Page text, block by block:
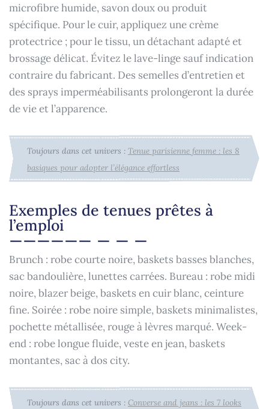
microfibre humide, savon doux ou produit
spécifique. Pour le cuir, appliquez une crème
protectrice ; pour le tissu, un détachant adapté et
brossage délicat. Évitez le lave-linge sauf indication
contraire du fabricant. Des semelles d’entretien et
des sprays imperméabilisants prolongeront la durée
de vie et l’apparence.
Toujours dans cet univers : Tenue parisienne femme : les 8
basiques pour adopter l’élégance effortless
Exemples de tenues prêtes à
l’emploi
Brunch : robe courte noire, baskets basses blanches,
sac bandoulière, lunettes carrées. Bureau : robe midi
noire, blazer beige, baskets en cuir blanc, ceinture
fine. Soirée : robe noire simple, baskets minimalistes,
pochette métallisée, rouge à lèvres marqué. Week-
end : robe longue fluide, veste en jean, baskets
montantes, sac à dos city.
Toujours dans cet univers : Converse and jeans : les 7 looks